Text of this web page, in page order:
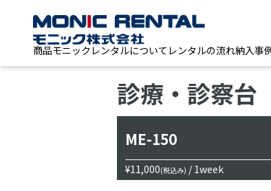
商品モニックレンタルについて レンタルの流れ納入事
診療・診察台
ME-150
¥11,000(税込み) / 1week